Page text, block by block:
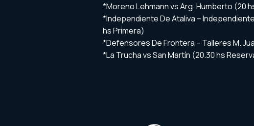
*Moreno Lehmann vs Arg. Humberto (20
*Independiente De Ataliva –
hs Primera)
*Defensores De Frontera – Talleres M.
*La Trucha vs San Martín (20.30 hs